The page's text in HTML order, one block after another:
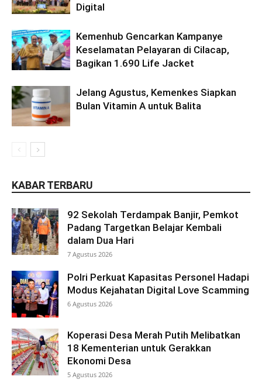
Digital
Kemenhub Gencarkan Kampanye
Keselamatan Pelayaran di Cilacap,
Bagikan 1.690 Life Jacket
Jelang Agustus, Kemenkes Siapkan
Bulan Vitamin A untuk Balita
KABAR TERBARU
92 Sekolah Terdampak Banjir, Pemkot
Padang Targetkan Belajar Kembali
dalam Dua Hari
7 Agustus 2026
Polri Perkuat Kapasitas Personel Hadapi
Modus Kejahatan Digital Love Scamming
6 Agustus 2026
Koperasi Desa Merah Putih Melibatkan
18 Kementerian untuk Gerakkan
Ekonomi Desa
5 Agustus 2026